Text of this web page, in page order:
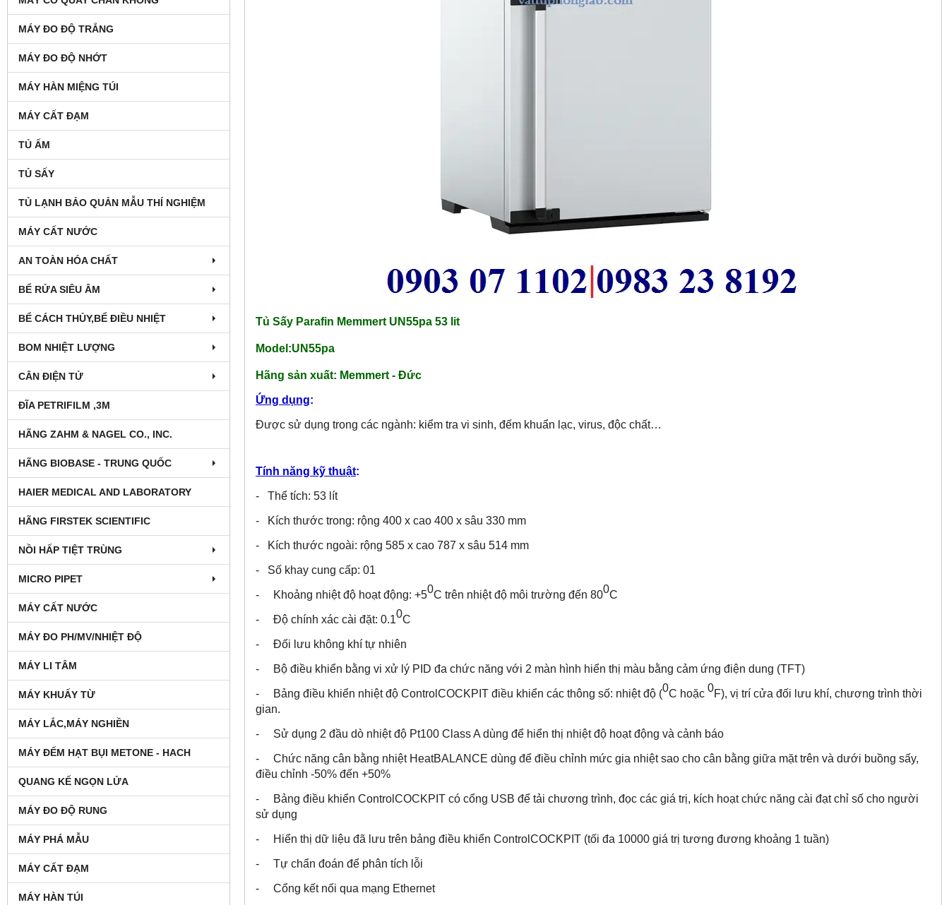
MÁY ĐO ĐỘ TRẮNG
MÁY ĐO ĐỘ NHỚT
MÁY HÀN MIỆNG TÚI
MÁY CẤT ĐẠM
TỦ ẤM
TỦ SẤY
TỦ LẠNH BẢO QUẢN MẪU THÍ NGHIỆM
MÁY CẤT NƯỚC
AN TOÀN HÓA CHẤT
BỂ RỬA SIÊU ÂM
BỂ CÁCH THỦY,BỂ ĐIỀU NHIỆT
BOM NHIỆT LƯỢNG
CÂN ĐIỆN TỬ
ĐĨA PETRIFILM ,3M
HÃNG ZAHM & NAGEL CO., INC.
HÃNG BIOBASE - TRUNG QUỐC
HAIER MEDICAL AND LABORATORY
HÃNG FIRSTEK SCIENTIFIC
NỒI HẤP TIỆT TRÙNG
MICRO PIPET
MÁY CẤT NƯỚC
MÁY ĐO PH/MV/NHIỆT ĐỘ
MÁY LI TÂM
MÁY KHUẤY TỪ
MÁY LẮC,MÁY NGHIỀN
MÁY ĐẾM HẠT BỤI METONE - HACH
QUANG KẾ NGỌN LỬA
MÁY ĐO ĐỘ RUNG
MÁY PHÁ MẪU
MÁY CẤT ĐẠM
MÁY HÀN TÚI
Tủ Sấy Parafin Memmert UN55pa 53 lit
Model:UN55pa
Hãng sản xuất: Memmert - Đức
Ứng dụng:
Được sử dụng trong các ngành: kiểm tra vi sinh, đếm khuẩn lạc, virus, độc chất…
Tính năng kỹ thuật:
- Thể tích: 53 lít
- Kích thước trong: rộng 400 x cao 400 x sâu 330 mm
- Kích thước ngoài: rộng 585 x cao 787 x sâu 514 mm
- Số khay cung cấp: 01
- Khoảng nhiệt độ hoạt động: +50C trên nhiệt độ môi trường đến 800C
- Độ chính xác cài đặt: 0.10C
- Đối lưu không khí tự nhiên
- Bộ điều khiển bằng vi xử lý PID đa chức năng với 2 màn hình hiển thị màu bằng cảm ứng điện dung (TFT)
- Bảng điều khiển nhiệt độ ControlCOCKPIT điều khiển các thông số: nhiệt độ (0C hoặc 0F), vị trí cửa đối lưu khí, chương trình thời
gian.
- Sử dụng 2 đầu dò nhiệt độ Pt100 Class A dùng để hiển thị nhiệt độ hoạt động và cảnh báo
- Chức năng cân bằng nhiệt HeatBALANCE dùng để điều chỉnh mức gia nhiệt sao cho cân bằng giữa mặt trên và dưới buồng sấy,
điều chỉnh -50% đến +50%
- Bảng điều khiển ControlCOCKPIT có cổng USB để tải chương trình, đọc các giá trị, kích hoạt chức năng cài đạt chỉ số cho người
sử dụng
- Hiển thị dữ liệu đã lưu trên bảng điều khiển ControlCOCKPIT (tối đa 10000 giá trị tương đương khoảng 1 tuần)
- Tự chẩn đoán để phân tích lỗi
- Cổng kết nối qua mạng Ethernet